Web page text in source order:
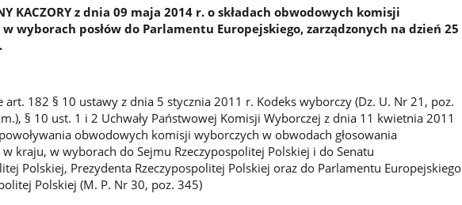
KACZORY z dnia 09 maja 2014 r. o składach obwodowych komisji
wyborach posłów do Parlamentu Europejskiego, zarządzonych na dzień 25
art. 182 § 10 ustawy z dnia 5 stycznia 2011 r. Kodeks wyborczy (Dz. U. Nr 21, poz.
§ 10 ust. 1 i 2 Uchwały Państwowej Komisji Wyborczej z dnia 11 kwietnia 2011
obwodowych komisji wyborczych w obwodach głosowania
kraju, w wyborach do Sejmu Rzeczypospolitej Polskiej i do Senatu
Polskiej, Prezydenta Rzeczypospolitej Polskiej oraz do Parlamentu Europejskiego
Polskiej (M. P. Nr 30, poz. 345)